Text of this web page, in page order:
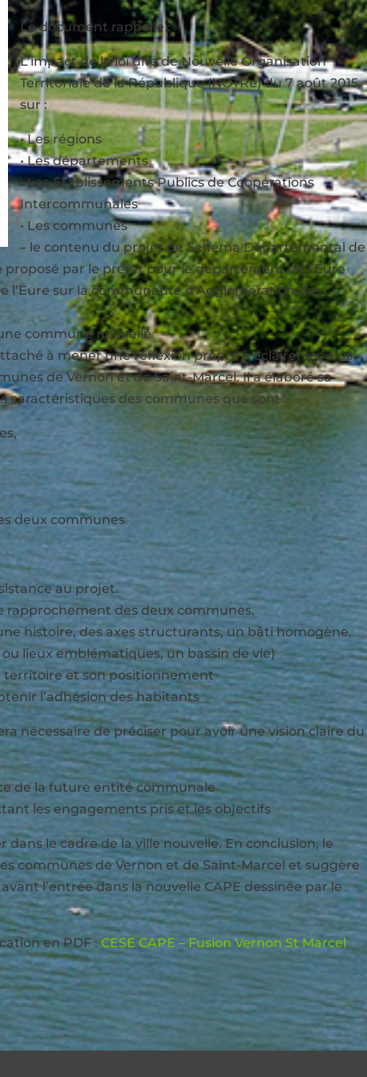
Le document rappelle :
L’impact de la loi dite de Nouvelle Organisation
Territoriale de la République (NOTRe) du 7 août 2015
sur :
• Les régions
• Les départements
• Les Établissements Publics de Coopérations
Intercommunales
• Les communes
– le contenu du projet de Schéma Départemental de
par le préfet pour le département de l’Eure
l’Eure sur la communauté d’Agglomération des
commune nouvelle
à mener une réflexion propre à éclairer les élus
de Vernon et de Saint-Marcel. Il a élaboré sa
caractéristiques des communes que sont :
deux communes
au projet.
rapprochement des deux communes,
histoire, des axes structurants, un bâti homogène,
lieux emblématiques, un bassin de vie)
territoire et son positionnement
l’adhésion des habitants
nécessaire de préciser pour avoir une vision claire du
de la future entité communale
les engagements pris et les objectifs
le cadre de la ville nouvelle. En conclusion, le
communes de Vernon et de Saint-Marcel et suggère
l’entrée dans la nouvelle CAPE dessinée par le
en PDF : CESE CAPE – Fusion Vernon St Marcel